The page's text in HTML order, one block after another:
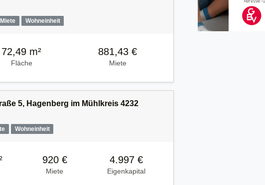
Miete Wohneinheit
72,49 m²
Fläche
881,43 €
Miete
5, Hagenberg im Mühlkreis 4232
Wohneinheit
920 €
Miete
4.997 €
Eigenkapital